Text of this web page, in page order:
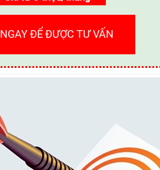
ĐỂ ĐƯỢC TƯ VẤN